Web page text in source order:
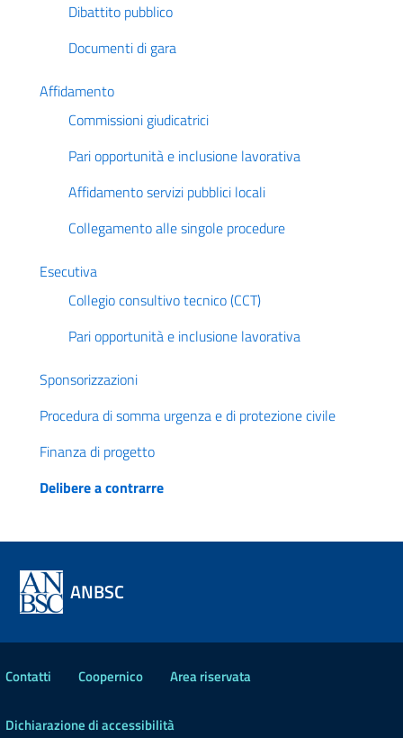
Dibattito pubblico
Documenti di gara
Affidamento
Commissioni giudicatrici
Pari opportunità e inclusione lavorativa
Affidamento servizi pubblici locali
Collegamento alle singole procedure
Esecutiva
Collegio consultivo tecnico (CCT)
Pari opportunità e inclusione lavorativa
Sponsorizzazioni
Procedura di somma urgenza e di protezione civile
Finanza di progetto
Delibere a contrarre
ANBSC
Contatti Coopernico Area riservata
Dichiarazione di accessibilità